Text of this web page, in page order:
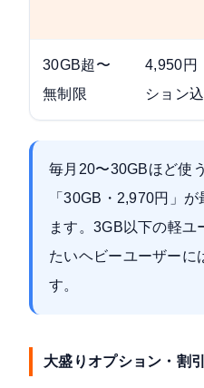
30GB超〜
無制限
4,950円
ション込
毎月20〜30GBほど使
「30GB・2,970円」
ます。3GB以下の軽ユ
たいヘビーユーザーに
す。
大盛りオプション・割